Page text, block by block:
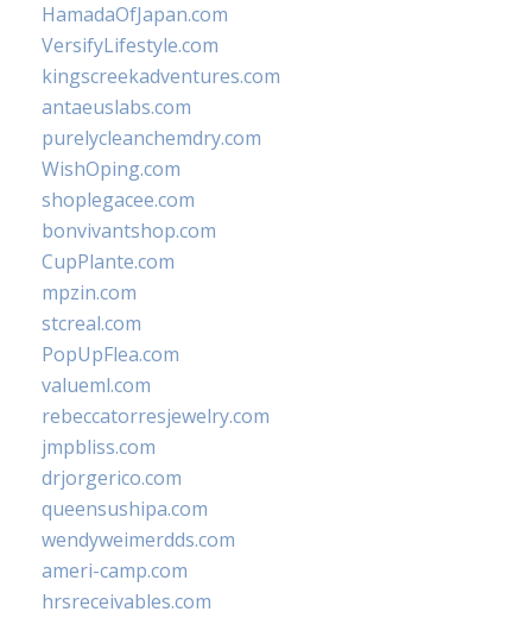
HamadaOfJapan.com
VersifyLifestyle.com
kingscreekadventures.com
antaeuslabs.com
purelycleanchemdry.com
WishOping.com
shoplegacee.com
bonvivantshop.com
CupPlante.com
mpzin.com
stcreal.com
PopUpFlea.com
valueml.com
rebeccatorresjewelry.com
jmpbliss.com
drjorgerico.com
queensushipa.com
wendyweimerdds.com
ameri-camp.com
hrsreceivables.com